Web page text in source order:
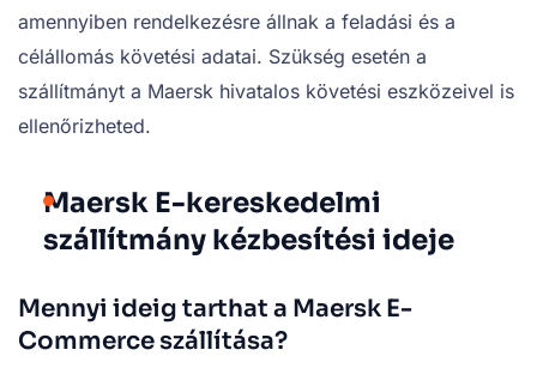
amennyiben rendelkezésre állnak a feladási és a
célállomás követési adatai. Szükség esetén a
szállítmányt a Maersk hivatalos követési eszközeivel is
ellenőrizheted.
Maersk E-kereskedelmi
szállítmány kézbesítési ideje
Mennyi ideig tarthat a Maersk E-
Commerce szállítása?